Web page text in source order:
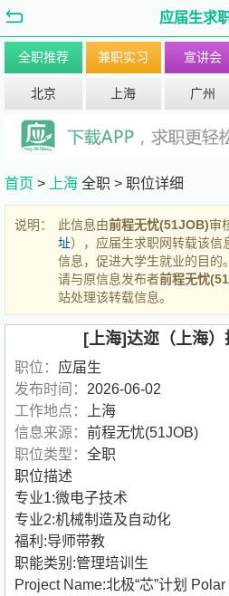
应届生求
全职推荐 兼职实习 宣讲会
北京 上海 广州
首页 > 上海 全职 > 职位详细
说明： 此信息由前程无忧(51JOB)审
址），应届生求职网转载该信
信息，促进大学生就业的目的
请与原信息发布者前程无忧
站处理该转载信息。
[上海]达迩（上海）
职位： 应届生
发布时间： 2026-06-02
工作地点：
上海
信息来源： 前程无忧(51JOB)
职位类型： 全职
职位描述
专业1:微电子技术
专业2:机械制造及自动化
福利:导师带教
职能类别:管理培训生
Project Name:北极“芯”计划